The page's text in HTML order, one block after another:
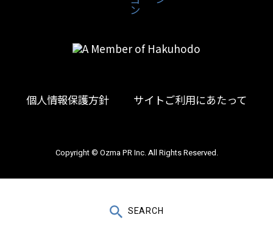
SEARCH
お問い合わせ
個人情報保護方針 サイトご利用にあたって
Copyright © Ozma PR Inc. All Rights Reserved.